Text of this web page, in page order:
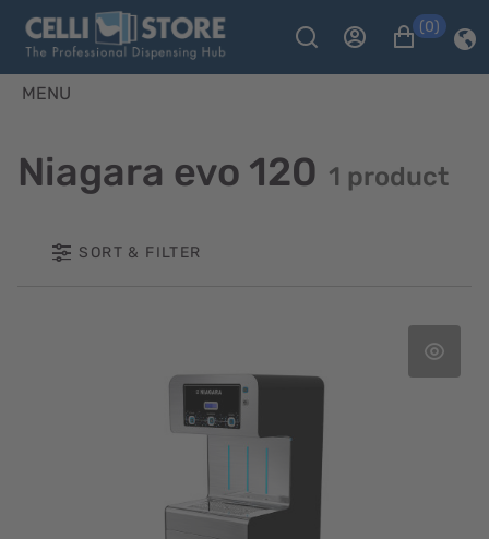
(0)
MENU
Niagara evo 120 1 product
SORT & FILTER